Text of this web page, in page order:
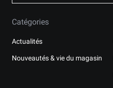
Catégories
Actualités
Nouveautés & vie du magasin